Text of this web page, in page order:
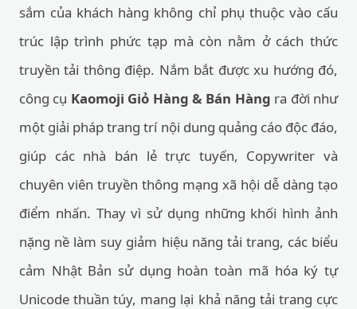
sắm của khách hàng không chỉ phụ thuộc vào cấu
trúc lập trình phức tạp mà còn nằm ở cách thức
truyền tải thông điệp. Nắm bắt được xu hướng đó,
công cụ Kaomoji Giỏ Hàng & Bán Hàng ra đời như
một giải pháp trang trí nội dung quảng cáo độc đáo,
giúp các nhà bán lẻ trực tuyến, Copywriter và
chuyên viên truyền thông mạng xã hội dễ dàng tạo
điểm nhấn. Thay vì sử dụng những khối hình ảnh
nặng nề làm suy giảm hiệu năng tải trang, các biểu
cảm Nhật Bản sử dụng hoàn toàn mã hóa ký tự
Unicode thuần túy, mang lại khả năng tải trang cực